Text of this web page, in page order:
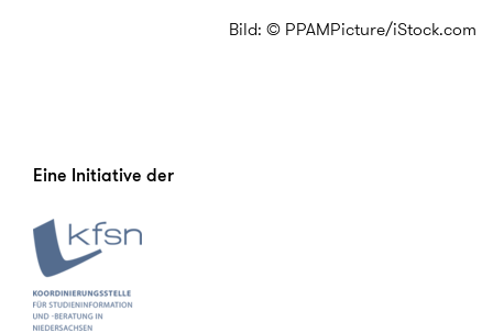
Bild: © PPAMPicture/iStock.com
Eine Initiative der